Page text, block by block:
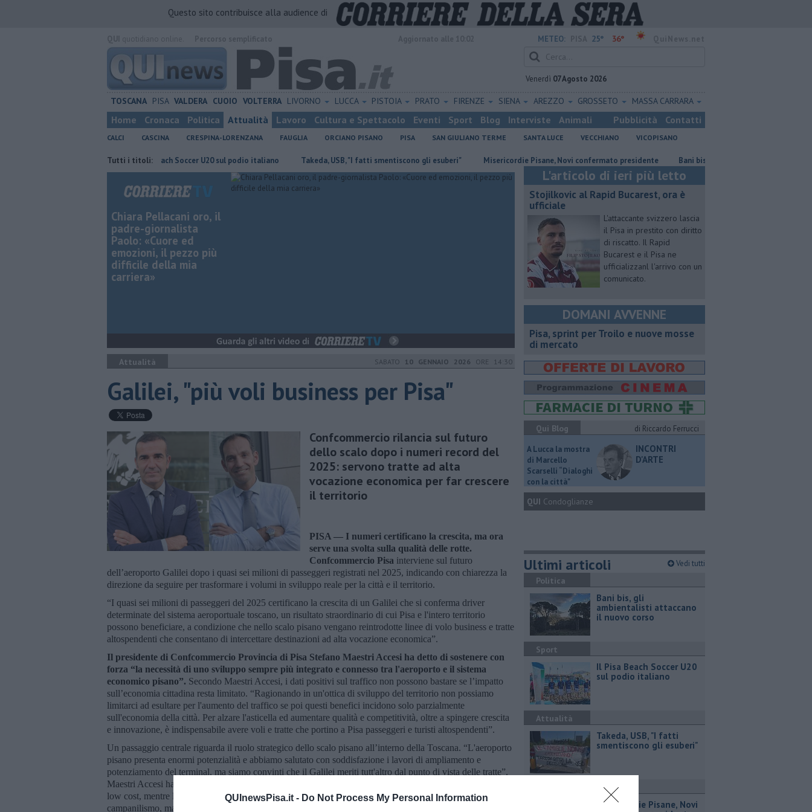
QUInewsPisa.it - Do Not Process My Personal Information
Questo sito contribuisce alla audience di
METEO: 25° 36°
Venerdì 07 Agosto 2026
TOSCANA PISA VALDERA CUOIO VOLTERRA LIVORNO LUCCA PISTOIA PRATO FIRENZE SIENA AREZZO GROSSETO MASSA CARRARA
Home Cronaca Politica Attualità Lavoro Cultura e Spettacolo Eventi Sport Blog Interviste Animali Pubblicità Contatti
CALCI CASCINA CRESPINA-LORENZANA FAUGLIA ORCIANO PISANO PISA SAN GIULIANO TERME SANTA LUCE VECCHIANO VICOPISANO
Tutti i titoli:
Il Pisa Beach Soccer U20 sul podio italiano Takeda, USB, "I fatti smentiscono gli esuberi" Misericordie Pisane, Novi confermato presidente Bani bis, gli ambientalisti attaccano il nuovo
Chiara Pellacani oro, il
padre-giornalista
Paolo: «Cuore ed
emozioni, il pezzo più
difficile della mia
carriera»
Attualità SABATO 10 GENNAIO 2026 ORE 14:30
Galilei, "più voli business per Pisa"
Confcommercio rilancia sul futuro
dello scalo dopo i numeri record del
2025: servono tratte ad alta
vocazione economica per far crescere
il territorio
PISA — I numeri certificano la crescita, ma ora
serve una svolta sulla qualità delle rotte.
Confcommercio Pisa interviene sul futuro
dell’aeroporto Galilei dopo i quasi sei milioni di passeggeri registrati nel 2025, indicando con chiarezza la
direzione da seguire per trasformare i volumi in sviluppo reale per la città e il territorio.
“I quasi sei milioni di passeggeri del 2025 certificano la crescita di un Galilei che si conferma driver
determinate del sistema aeroportuale toscano, un risultato straordinario di cui Pisa e l'intero territorio
possono beneficiare, a condizione che nello scalo pisano vengano reintrodotte linee di volo business e tratte
altospendenti che consentano di intercettare destinazioni ad alta vocazione economica”.
Il presidente di Confcommercio Provincia di Pisa Stefano Maestri Accesi ha detto di sostenere con
forza “la necessità di uno sviluppo sempre più integrato e connesso tra l'aeroporto e il sistema
economico pisano”. Secondo Maestri Accesi, i dati positivi sul traffico non possono bastare se l’impatto
sull’economia cittadina resta limitato. “Ragionando in un'ottica di sviluppo del territorio non possiamo
limitarci ad esultare per l'aumento del traffico se poi questi benefici incidono solo parzialmente
sull'economia della città. Per alzare l'asticella ed aumentare qualità e competitività, oltre a spingere crescita
e innovazione, è indispensabile avere voli e tratte che portino a Pisa passeggeri e turisti altospendenti”.
Un passaggio centrale riguarda il ruolo strategico dello scalo pisano all’interno della Toscana. “L'aeroporto
pisano presenta enormi potenzialità e abbiamo salutato con soddisfazione i lavori di ampliamento e
potenziamento del terminal, ma siamo convinti che il Galilei meriti tutt'altro dal punto di vista delle tratte”.
Maestri Accesi ha aggiunto che “non è pensabile immaginare uno sviluppo di Pisa basato sulle compagnie
low cost, mentre le principali linee di volo vengono concentrate su Firenze. Non è questione di
campanilismo, ma la necessità di avere una regione che viaggia alla stessa velocità”.
L'articolo di ieri più letto
Stojilkovic al Rapid Bucarest, ora è
ufficiale
L'attaccante svizzero lascia
il Pisa in prestito con diritto
di riscatto. Il Rapid
Bucarest e il Pisa ne
ufficializzanl l'arrivo con un
comunicato.
DOMANI AVVENNE
Pisa, sprint per Troilo e nuove mosse
di mercato
Qui Blog
di Riccardo Ferrucci
A Lucca la mostra
di Marcello
Scarselli “Dialoghi
con la città"
INCONTRI
D'ARTE
QUI Condoglianze
Ultimi articoli Vedi tutti
Politica
Bani bis, gli
ambientalisti attaccano
il nuovo corso
Sport
Il Pisa Beach Soccer U20
sul podio italiano
Attualità
Takeda, USB, "I fatti
smentiscono gli esuberi"
Misericordie Pisane, Novi